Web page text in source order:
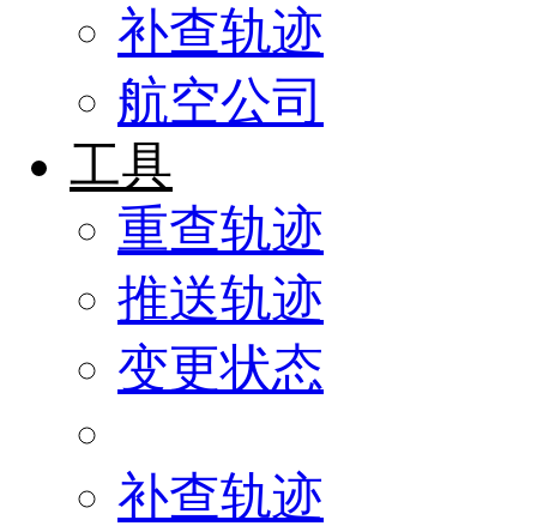
补查轨迹
航空公司
工具
重查轨迹
推送轨迹
变更状态
补查轨迹